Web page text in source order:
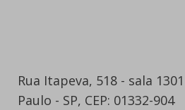
Rua Itapeva, 518 - sala
Paulo - SP, CEP: 01332-904